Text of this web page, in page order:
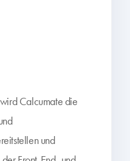
Calcumate die
und